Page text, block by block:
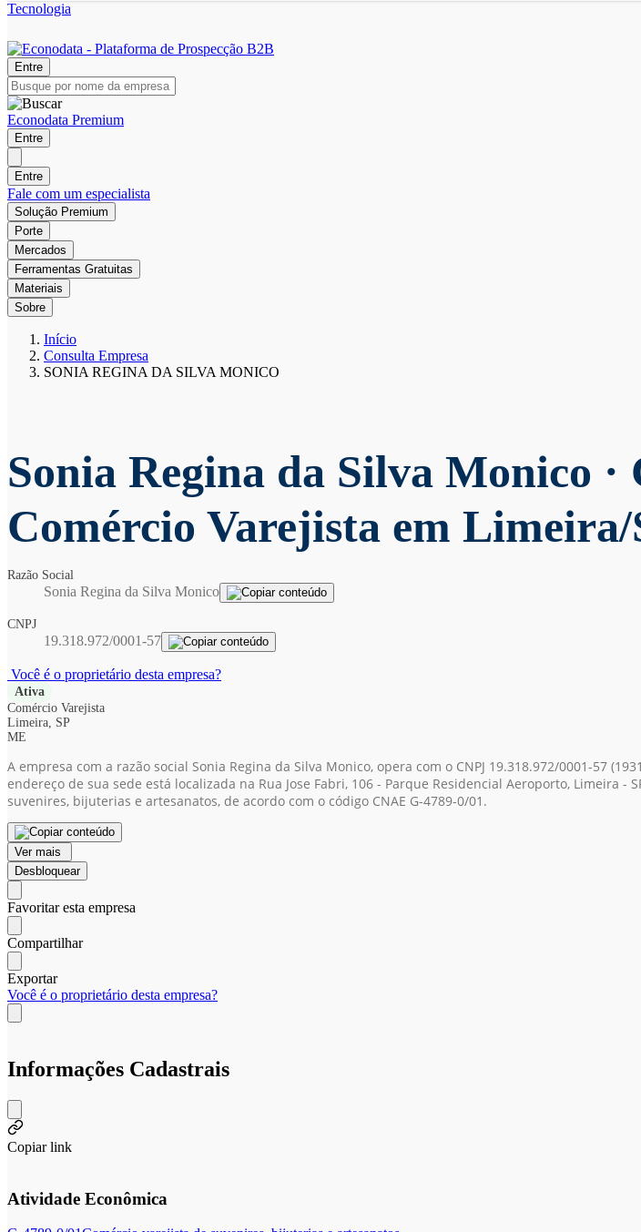
Tecnologia
Entre
Econodata Premium
Entre
Entre
Fale com um especialista
Solução Premium
Porte
Mercados
Ferramentas Gratuitas
Materiais
Sobre
Início
Consulta Empresa
SONIA REGINA DA SILVA MONICO
Sonia Regina da Silva Monico ·
Comércio Varejista em Limeira/
Razão Social
Sonia Regina da Silva Monico
CNPJ
19.318.972/0001-57
Você é o proprietário desta empresa?
Ativa
Comércio Varejista
Limeira, SP
ME
A empresa com a razão social Sonia Regina da Silva Monico, opera com o CNPJ 19.318.972/0001-57
endereço de sua sede está localizada na Rua Jose Fabri, 106 - Parque Residencial Aeroporto, Limeira
suvenires, bijuterias e artesanatos, de acordo com o código CNAE G-4789-0/01.
Ver mais
Desbloquear
Favoritar esta empresa
Compartilhar
Exportar
Você é o proprietário desta empresa?
Informações Cadastrais
Copiar link
Atividade Econômica